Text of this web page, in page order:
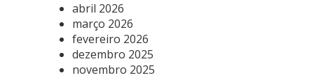
abril 2026
março 2026
fevereiro 2026
dezembro 2025
novembro 2025